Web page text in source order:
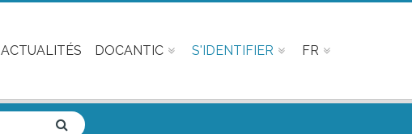
ACTUALITÉS DOCANTIC S'IDENTIFIER FR